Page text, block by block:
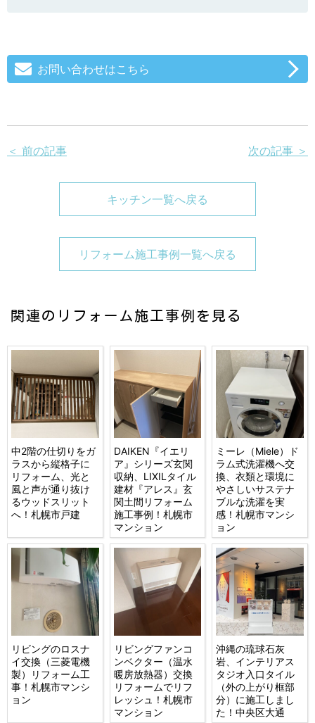
お問い合わせはこちら
＜ 前の記事 次の記事 ＞
キッチン一覧へ戻る
リフォーム施工事例一覧へ戻る
関連のリフォーム施工事例を見る
中2階の仕切りをガ
ラスから縦格子に
リフォーム、光と
風と声が通り抜け
るウッドスリット
へ！札幌市戸建
DAIKEN『イエリ
ア』シリーズ玄関
収納、LIXILタイル
建材『アレス』玄
関土間リフォーム
施工事例！札幌市
マンション
ミーレ（Miele）ド
ラム式洗濯機へ交
換、衣類と環境に
やさしいサステナ
ブルな洗濯を実
感！札幌市マンシ
ョン
リビングのロスナ
イ交換（三菱電機
製）リフォーム工
事！札幌市マンシ
ョン
リビングファンコ
ンベクター（温水
暖房放熱器）交換
リフォームでリフ
レッシュ！札幌市
マンション
沖縄の琉球石灰
岩、インテリアス
タジオ入口タイル
（外の上がり框部
分）に施工しまし
た！中央区大通